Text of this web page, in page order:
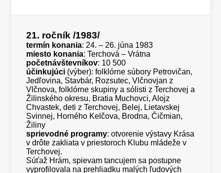
21. ročník /1983/
termín konania: 24. – 26. júna 1983
miesto konania: Terchová – Vrátna
početnávštevníkov: 10 500
účinkujúci (výber): folklórne súbory Petrovičan,
Jedľovina, Stavbár, Rozsutec, Vlčnovjan z
Vlčnova, folklórne skupiny a sólisti z Terchovej a
Žilinského okresu, Bratia Muchovci, Alojz
Chvastek, deti z Terchovej, Belej, Lietavskej
Svinnej, Horného Kelčova, Brodna, Čičmian,
Žiliny
sprievodné programy: otvorenie výstavy Krása
v drôte zakliata v priestoroch Klubu mládeže v
Terchovej.
Súťaž Hrám, spievam tancujem sa postupne
vyprofilovala na prehliadku malých ľudových